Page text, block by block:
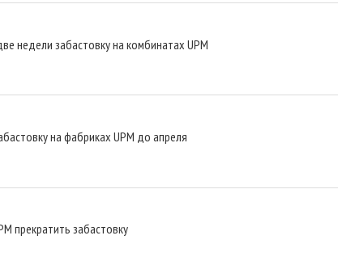
недели забастовку на комбинатах UPM
на фабриках UPM до апреля
прекратить забастовку